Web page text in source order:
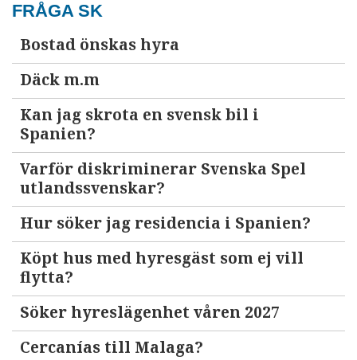
FRÅGA SK
Bostad önskas hyra
Däck m.m
Kan jag skrota en svensk bil i
Spanien?
Varför diskriminerar Svenska Spel
utlandssvenskar?
Hur söker jag residencia i Spanien?
Köpt hus med hyresgäst som ej vill
flytta?
Söker hyreslägenhet våren 2027
Cercanías till Malaga?